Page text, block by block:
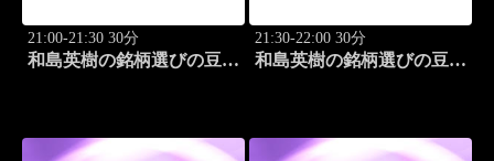
21:00-21:30 30分
和島英樹の銘柄選びの豆知
21:30-22:00 30分
和島英樹の銘柄選びの豆知